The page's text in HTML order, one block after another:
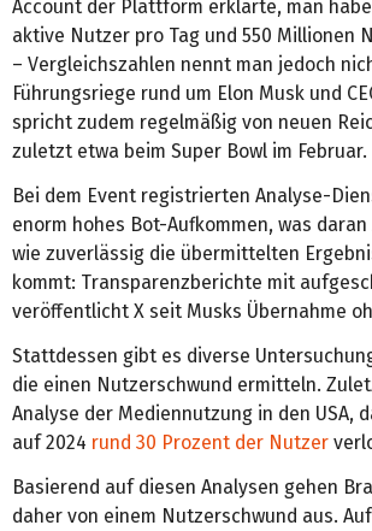
Account der Plattform erklärte, man
aktive Nutzer pro Tag und 550 Millionen
– Vergleichszahlen nennt man jedoch
Führungsriege rund um Elon Musk und
spricht zudem regelmäßig von neuen
zuletzt etwa beim Super Bowl im Februar.
Bei dem Event registrierten Analyse-
enorm hohes Bot-Aufkommen, was
wie zuverlässig die übermittelten
kommt: Transparenzberichte mit
veröffentlicht X seit Musks Übernahme
Stattdessen gibt es diverse
die einen Nutzerschwund ermitteln.
Analyse der Mediennutzung in den USA,
auf 2024 rund 30 Prozent der Nutzer
Basierend auf diesen Analysen gehen
daher von einem Nutzerschwund aus. Auf